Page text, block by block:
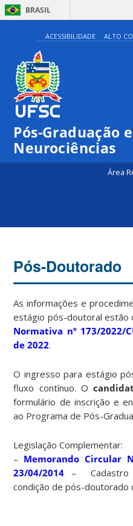
BRASIL
ACESSIBILIDADE ALTO
Pós-Graduação
Neurociências
Área
Pós-Doutorado
As informações e
estágio pós-doutoral estão
Normativa nº 173/2022/
de 2022.
O ingresso para estágio
fluxo contínuo. O
formulário de inscrição e
ao Programa de Pós-
Legislação Complementar:
– Memorando Circular
23/04/2014 – Cadastro
condição de pós-doutorado